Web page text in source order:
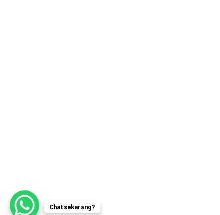
Chat sekarang?